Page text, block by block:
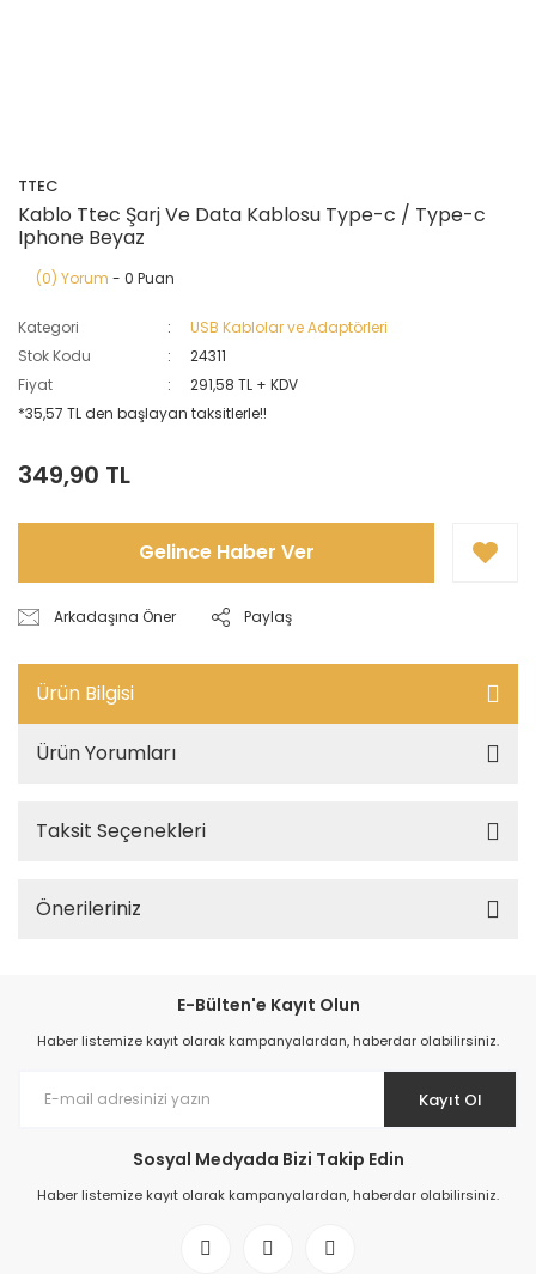
TTEC
Kablo Ttec Şarj Ve Data Kablosu Type-c / Type-c
Iphone Beyaz
(0) Yorum - 0 Puan
Kategori
USB Kablolar ve Adaptörleri
Stok Kodu
24311
Fiyat
291,58 TL + KDV
*35,57 TL den başlayan taksitlerle!!
349,90 TL
Gelince Haber Ver
Arkadaşına Öner Paylaş
Ürün Bilgisi
Ürün Yorumları
Taksit Seçenekleri
Önerileriniz
E-Bülten'e Kayıt Olun
Haber listemize kayıt olarak kampanyalardan, haberdar olabilirsiniz.
Kayıt Ol
Sosyal Medyada Bizi Takip Edin
Haber listemize kayıt olarak kampanyalardan, haberdar olabilirsiniz.